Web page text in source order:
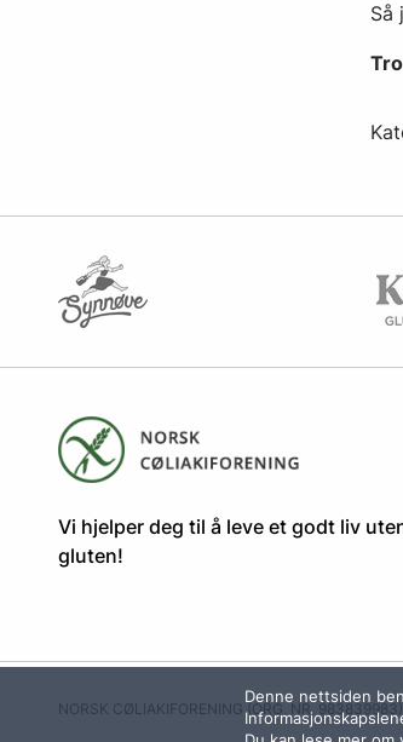
Så
​​​​Vi hjelper deg til å leve et godt liv
gluten! ​
NORSK CØLIAKIFORENING (ORG. NR. 983839983)
Denne nettsiden